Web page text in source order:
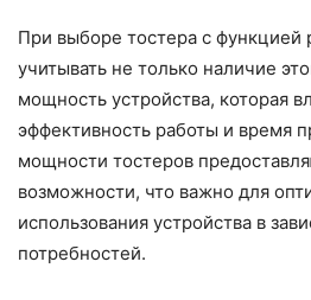
При выборе тостера с функцией
учитывать не только наличие
мощность устройства, которая
эффективность работы и время
мощности тостеров
возможности, что важно для
использования устройства в
потребностей.